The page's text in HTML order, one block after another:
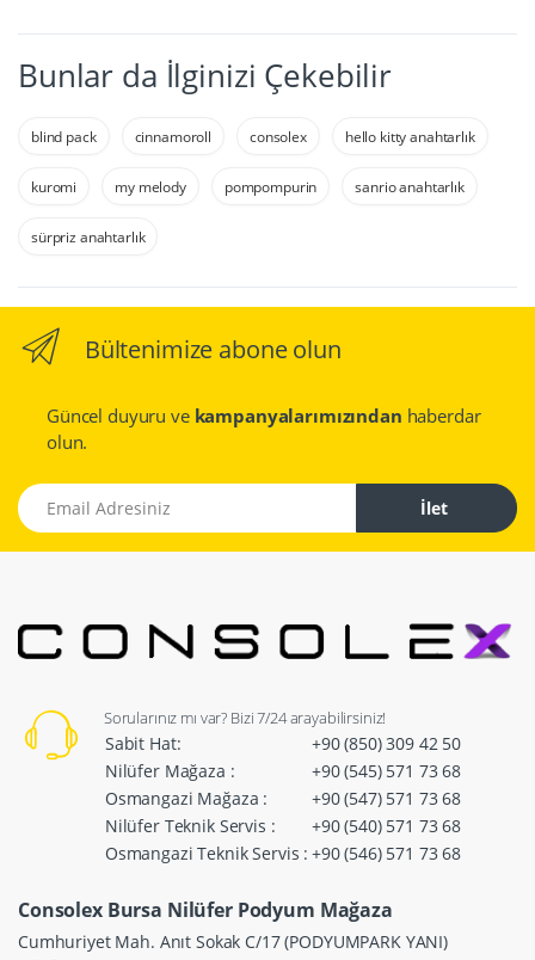
Bunlar da İlginizi Çekebilir
blind pack cinnamoroll consolex hello kitty anahtarlık
kuromi my melody pompompurin sanrio anahtarlık
sürpriz anahtarlık
Bültenimize abone olun
Güncel duyuru ve kampanyalarımızından haberdar
olun.
Email Adresiniz
İlet
Sorularınız mı var? Bizi 7/24 arayabilirsiniz!
Sabit Hat:
+90 (850) 309 42 50
Nilüfer Mağaza :
+90 (545) 571 73 68
Osmangazi Mağaza :
+90 (547) 571 73 68
Nilüfer Teknik Servis :
+90 (540) 571 73 68
Osmangazi Teknik Servis : +90 (546) 571 73 68
Consolex Bursa Nilüfer Podyum Mağaza
Cumhuriyet Mah. Anıt Sokak C/17 (PODYUMPARK YANI)